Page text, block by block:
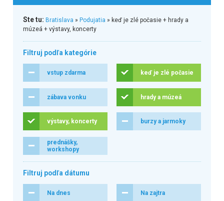
Ste tu: Bratislava » Podujatia » keď je zlé počasie + hrady a
múzeá + výstavy, koncerty
Filtruj podľa kategórie
vstup zdarma keď je zlé počasie
zábava vonku hrady a múzeá
výstavy, koncerty burzy a jarmoky
prednášky,
workshopy
Filtruj podľa dátumu
Na dnes Na zajtra